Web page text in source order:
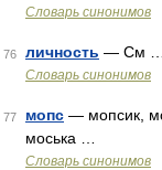
Словарь синонимов
76 личность — См …
Словарь синонимов
77 мопс — мопсик,
моська …
Словарь синонимов